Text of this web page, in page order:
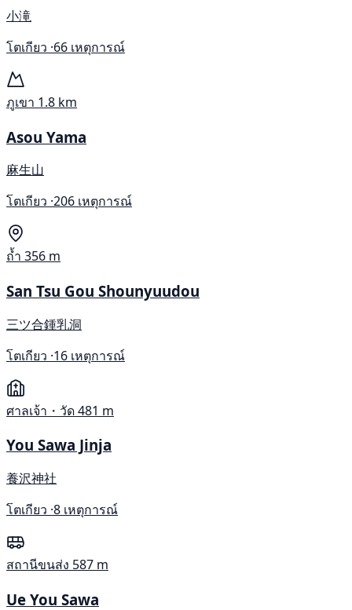
小滝
โตเกียว ·66 เหตุการณ์
ภูเขา 1.8 km
Asou Yama
麻生山
โตเกียว ·206 เหตุการณ์
ถ้ำ 356 m
San Tsu Gou Shounyuudou
三ツ合鍾乳洞
โตเกียว ·16 เหตุการณ์
ศาลเจ้า・วัด481 m
You Sawa Jinja
養沢神社
โตเกียว ·8 เหตุการณ์
สถานีขนส่ง 587 m
Ue You Sawa